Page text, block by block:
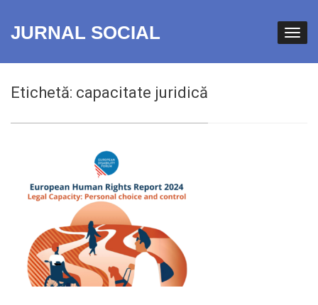
JURNAL SOCIAL
Etichetă: capacitate juridică